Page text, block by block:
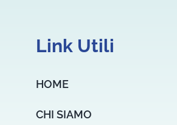
Link Utili
HOME
CHI SIAMO